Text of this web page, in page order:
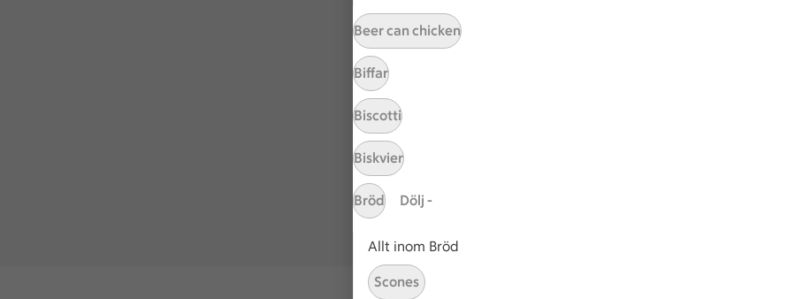
Beer can chicken
Biffar
Biscotti
Biskvier
Bröd Dölj -
Allt inom Bröd
Scones